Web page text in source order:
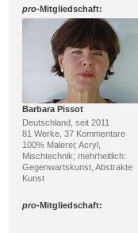
pro-Mitgliedschaft:
Barbara Pissot
Deutschland, seit 2011
81 Werke, 37 Kommentare
100% Malerei; Acryl,
Mischtechnik; mehrheitlich:
Gegenwartskunst, Abstrakte
Kunst
pro-Mitgliedschaft: